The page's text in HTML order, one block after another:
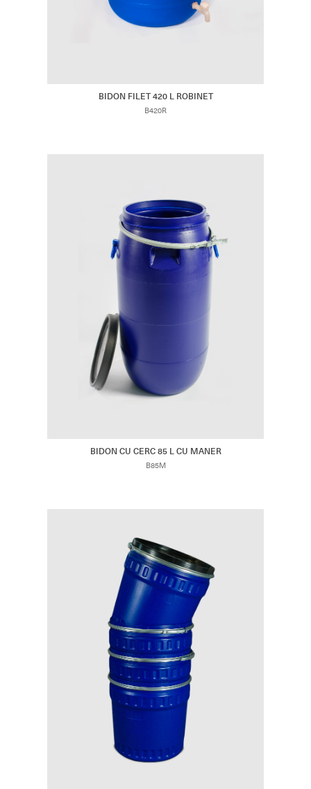
BIDON FILET 420 L ROBINET
B420R
BIDON CU CERC 85 L CU MANER
B85M